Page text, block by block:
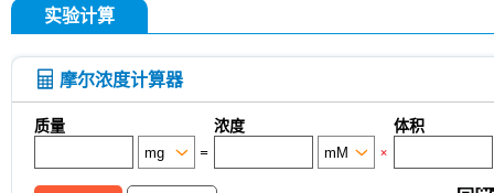
实验计算
摩尔浓度计算器
质量 浓度
体积
=
×